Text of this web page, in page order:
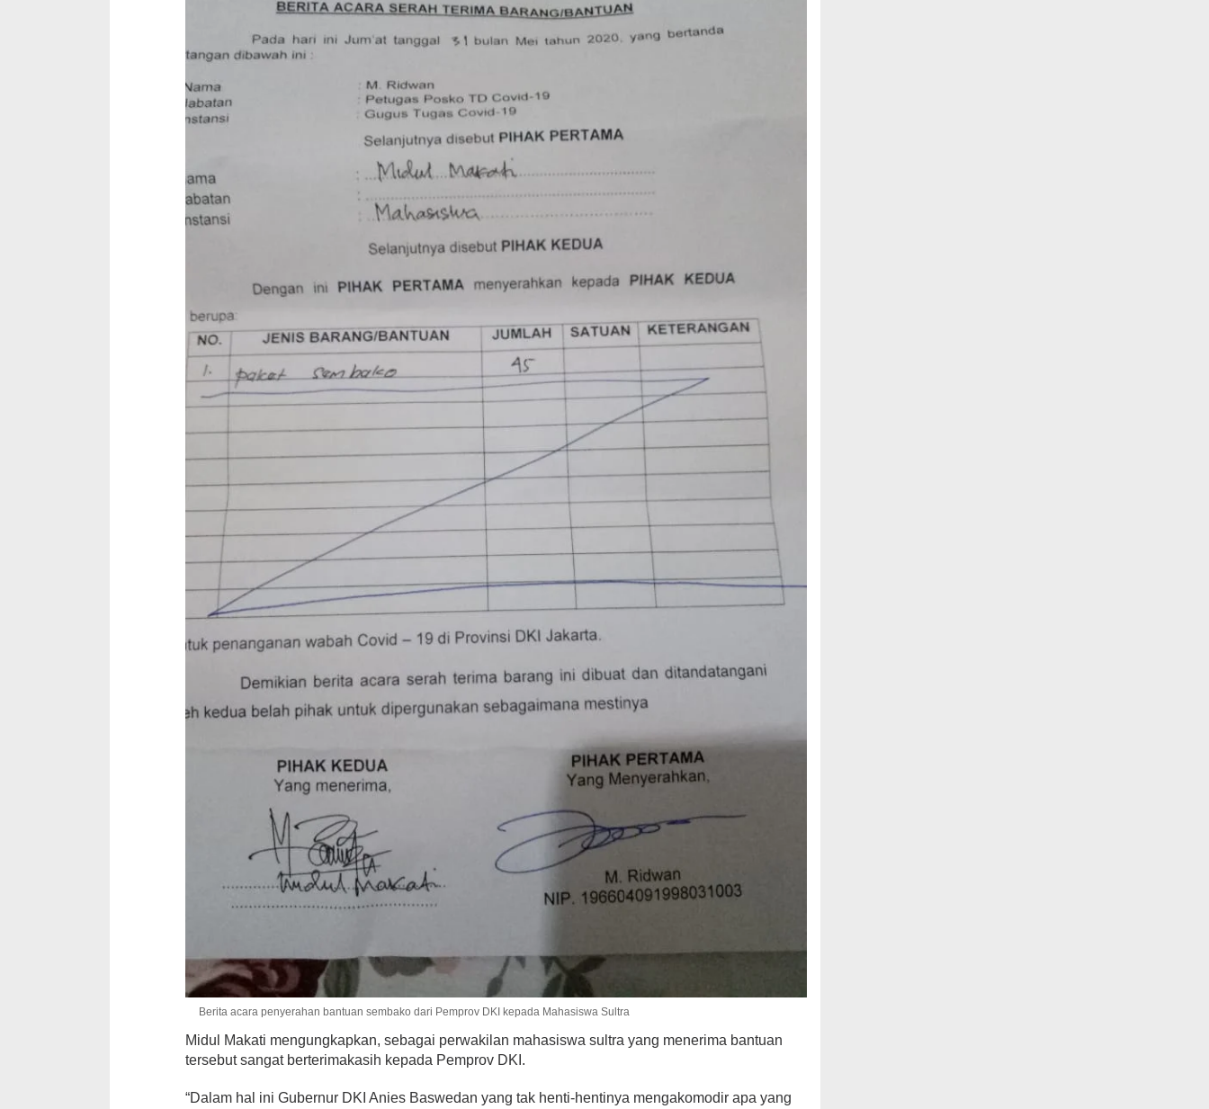
Berita acara penyerahan bantuan sembako dari Pemprov DKI kepada Mahasiswa Sultra
Midul Makati mengungkapkan, sebagai perwakilan mahasiswa sultra yang menerima bantuan
tersebut sangat berterimakasih kepada Pemprov DKI.
“Dalam hal ini Gubernur DKI Anies Baswedan yang tak henti-hentinya mengakomodir apa yang